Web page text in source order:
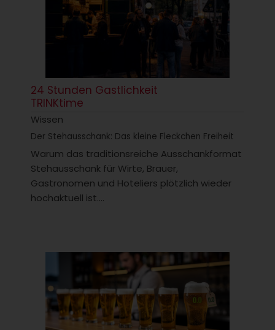
24 Stunden Gastlichkeit
TRINKtime
Wissen
Der Stehausschank: Das kleine Fleckchen Freiheit
Warum das traditionsreiche Ausschankformat
Stehausschank für Wirte, Brauer,
Gastronomen und Hoteliers plötzlich wieder
hochaktuell ist....